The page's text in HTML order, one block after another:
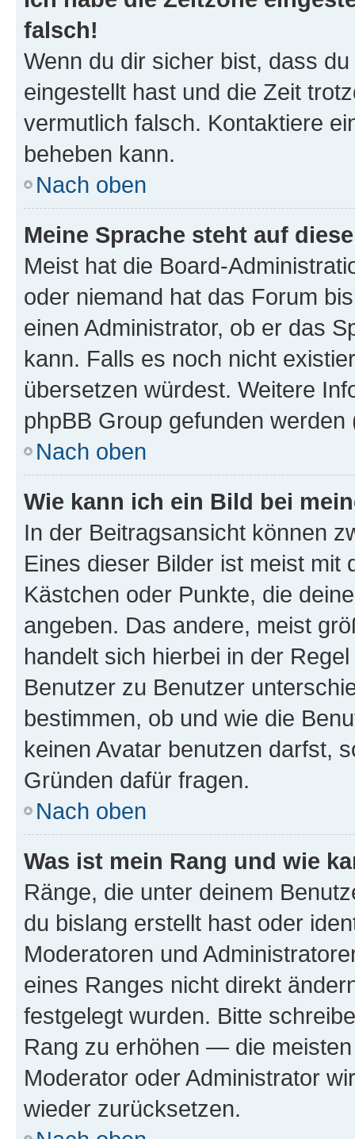
falsch!
Wenn du dir sicher bist, dass
eingestellt hast und die Zeit
vermutlich falsch. Kontaktiere
beheben kann.
Nach oben
Meine Sprache steht auf
Meist hat die Board-
oder niemand hat das Forum
einen Administrator, ob er das
kann. Falls es noch nicht
übersetzen würdest. Weitere
phpBB Group gefunden
Nach oben
Wie kann ich ein Bild bei
In der Beitragsansicht können
Eines dieser Bilder ist meist mit
Kästchen oder Punkte, die
angeben. Das andere, meist
handelt sich hierbei in der
Benutzer zu Benutzer
bestimmen, ob und wie die
keinen Avatar benutzen darfst,
Gründen dafür fragen.
Nach oben
Was ist mein Rang und wie
Ränge, die unter deinem
du bislang erstellt hast oder
Moderatoren und
eines Ranges nicht direkt
festgelegt wurden. Bitte
Rang zu erhöhen — die
Moderator oder Administrator
wieder zurücksetzen.